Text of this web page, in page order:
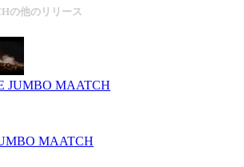
の他のリリース
JUMBO MAATCH
MAATCH